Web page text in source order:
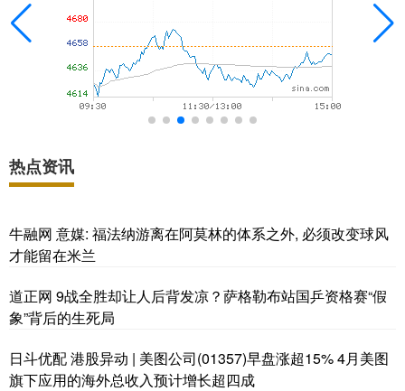
热点资讯
牛融网 意媒: 福法纳游离在阿莫林的体系之外, 必须改变球风
才能留在米兰
道正网 9战全胜却让人后背发凉？萨格勒布站国乒资格赛“假
象”背后的生死局
日斗优配 港股异动 | 美图公司(01357)早盘涨超15% 4月美图
旗下应用的海外总收入预计增长超四成